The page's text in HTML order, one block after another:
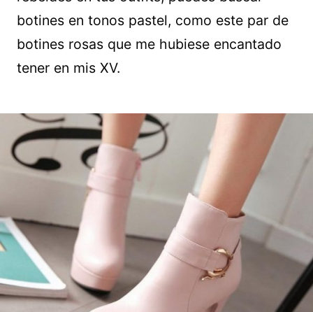
botines en tonos pastel, como este par de
botines rosas que me hubiese encantado
tener en mis XV.